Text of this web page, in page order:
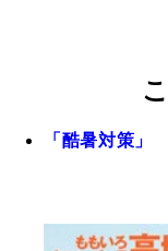
「酷暑対策」